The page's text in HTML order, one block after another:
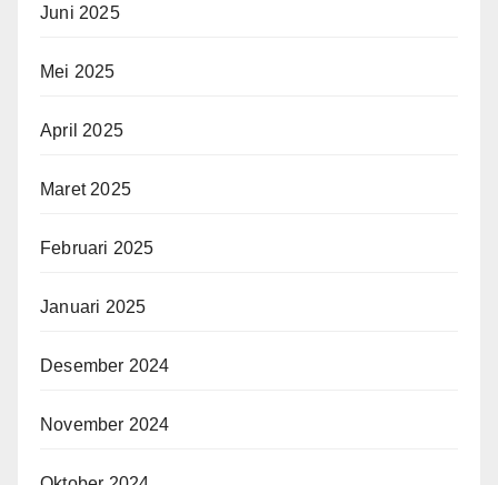
Juni 2025
Mei 2025
April 2025
Maret 2025
Februari 2025
Januari 2025
Desember 2024
November 2024